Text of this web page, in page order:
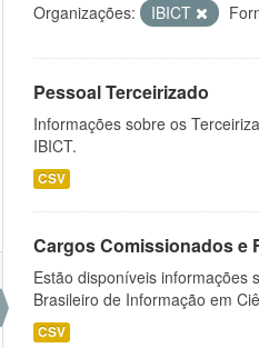
Organizações: IBICT
Pessoal Terceirizado
Informações sobre os
IBICT.
CSV
Cargos Comissionados e
Estão disponíveis informações
Brasileiro de Informação em
CSV